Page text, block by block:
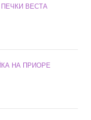
ВЕСТА
НА ПРИОРЕ